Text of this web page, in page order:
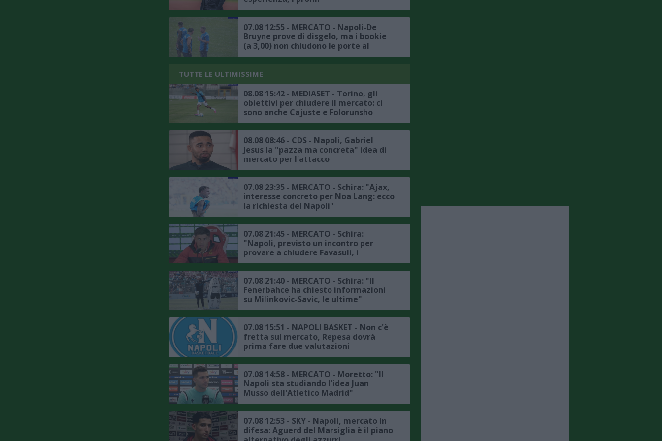
07.08 12:55 - MERCATO - Napoli-De
Bruyne prove di disgelo, ma i bookie
(a 3,00) non chiudono le porte al
trasferimento
TUTTE LE ULTIMISSIME
08.08 15:42 - MEDIASET - Torino, gli
obiettivi per chiudere il mercato: ci
sono anche Cajuste e Folorunsho
08.08 08:46 - CDS - Napoli, Gabriel
Jesus la "pazza ma concreta" idea di
mercato per l'attacco
07.08 23:35 - MERCATO - Schira: "Ajax,
interesse concreto per Noa Lang: ecco
la richiesta del Napoli"
07.08 21:45 - MERCATO - Schira:
"Napoli, previsto un incontro per
provare a chiudere Favasuli, i
dettagli"
07.08 21:40 - MERCATO - Schira: "Il
Fenerbahce ha chiesto informazioni
su Milinkovic-Savic, le ultime"
07.08 15:51 - NAPOLI BASKET - Non c'è
fretta sul mercato, Repesa dovrà
prima fare due valutazioni
07.08 14:58 - MERCATO - Moretto: "Il
Napoli sta studiando l'idea Juan
Musso dell'Atletico Madrid"
07.08 12:53 - SKY - Napoli, mercato in
difesa: Aguerd del Marsiglia è il piano